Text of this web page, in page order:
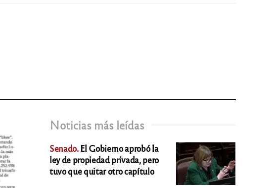
Noticias más leídas
Senado.El Gobierno aprobó la
ley de propiedad privada, pero
tuvo que quitar otro capítulo